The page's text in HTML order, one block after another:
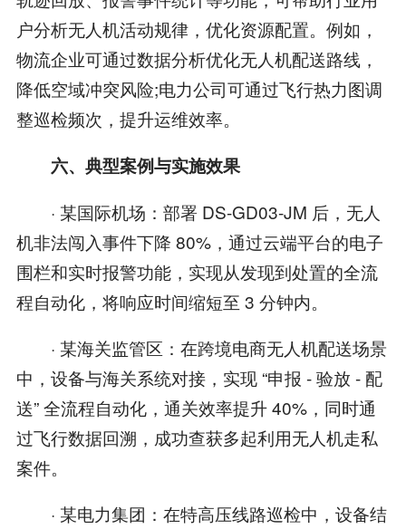
户分析无人机活动规律，优化资源配置。例如，
物流企业可通过数据分析优化无人机配送路线，
降低空域冲突风险;电力公司可通过飞行热力图调
整巡检频次，提升运维效率。
六、典型案例与实施效果
· 某国际机场：部署 DS-GD03-JM 后，无人
机非法闯入事件下降 80%，通过云端平台的电子
围栏和实时报警功能，实现从发现到处置的全流
程自动化，将响应时间缩短至 3 分钟内。
· 某海关监管区：在跨境电商无人机配送场景
中，设备与海关系统对接，实现 “申报 - 验放 - 配
送” 全流程自动化，通关效率提升 40%，同时通
过飞行数据回溯，成功查获多起利用无人机走私
案件。
· 某电力集团：在特高压线路巡检中，设备结